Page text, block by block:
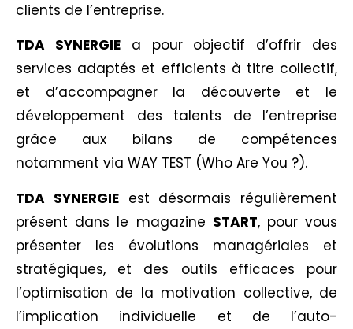
clients de l’entreprise.
TDA SYNERGIEa pour objectif d’offrir des
services adaptés et efficients à titre collectif,
et d’accompagner la découverte et le
développement des talents de l’entreprise
grâce aux bilans de compétences
notamment via WAY TEST (Who Are You ?).
TDA SYNERGIEest désormais régulièrement
présent dans le magazine START, pour vous
présenter les évolutions managériales et
stratégiques, et des outils efficaces pour
l’optimisation de la motivation collective, de
l’implication individuelle et de l’auto-